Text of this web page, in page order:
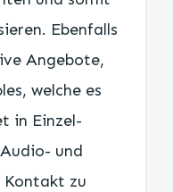
Ebenfalls
Angebote,
welche es
in Einzel-
und
zu